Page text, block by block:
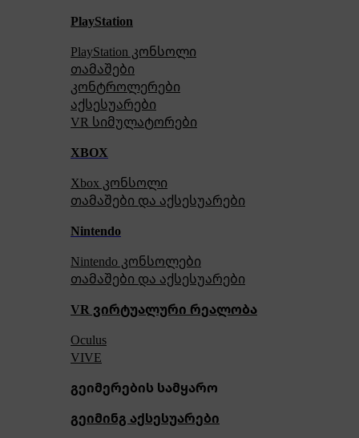
PlayStation
PlayStation კონსოლი
თამაშები
კონტროლერები
აქსესუარები
VR სიმულატორები
XBOX
Xbox კონსოლი
თამაშები და აქსესუარები
Nintendo
Nintendo კონსოლები
თამაშები და აქსესუარები
VR ვირტუალური რეალობა
Oculus
VIVE
გეიმერების სამყარო
გეიმინგ აქსესუარები